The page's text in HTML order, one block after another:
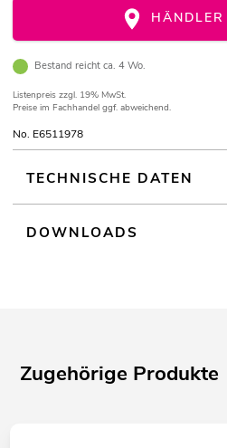
Bestand reicht ca. 4 Wo.
Listenpreis zzgl. 19% MwSt.
Preise im Fachhandel ggf. abweichend.
No. E6511978
TECHNISCHE DATEN
DOWNLOADS
Zugehörige Produkte